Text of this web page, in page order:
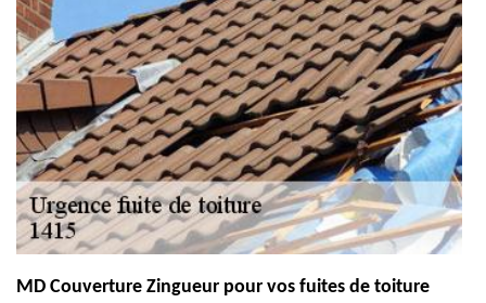
MD Couverture Zingueur pour vos fuites de toiture